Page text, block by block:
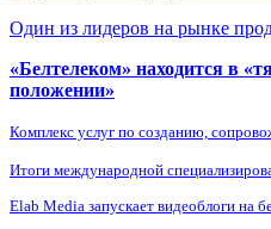
Один из лидеров на рынке
«Белтелеком» находится в
положении»
Комплекс услуг по созданию,
Итоги международной
Elab Media запускает видеоблоги на